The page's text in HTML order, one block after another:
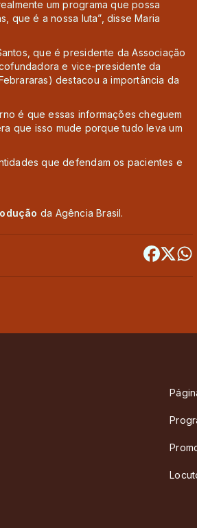
um programa que possa
que é a nossa luta”, disse Maria
que é presidente da Associação
e vice-presidente da
destacou a importância da
é que essas informações cheguem
que isso mude porque tudo leva um
que defendam os pacientes e
da Agência Brasil.